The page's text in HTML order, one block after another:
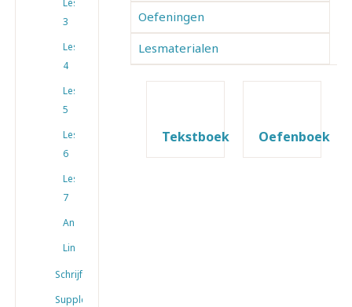
Les
3
Les
4
Les
5
Les
6
Les
7
Antwoorden
Links
Schrijfschrift
Supplement
Oefeningen
Lesmaterialen
Tekstboek Oefenboek